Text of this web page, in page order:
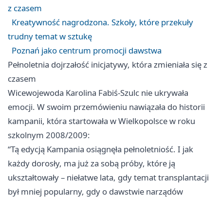
z czasem
Kreatywność nagrodzona. Szkoły, które przekuły
trudny temat w sztukę
Poznań jako centrum promocji dawstwa
Pełnoletnia dojrzałość inicjatywy, która zmieniała się z
czasem
Wicewojewoda Karolina Fabiś-Szulc nie ukrywała
emocji. W swoim przemówieniu nawiązała do historii
kampanii, która startowała w Wielkopolsce w roku
szkolnym 2008/2009:
“Tą edycją Kampania osiągnęła pełnoletniość. I jak
każdy dorosły, ma już za sobą próby, które ją
ukształtowały – niełatwe lata, gdy temat transplantacji
był mniej popularny, gdy o dawstwie narządów